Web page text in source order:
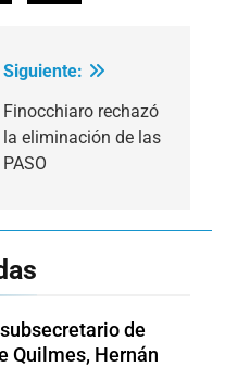
Siguiente:
Finocchiaro rechazó
la eliminación de las
PASO
de
Quilmes, Hernán